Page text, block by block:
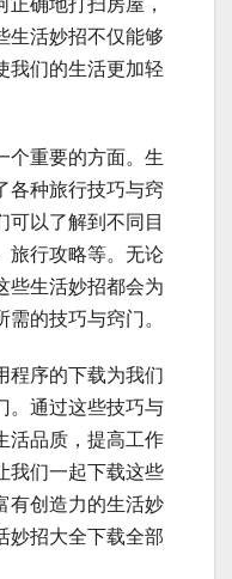
确地打扫房屋，
生活妙招不仅能够
我们的生活更加轻
个重要的方面。生
各种旅行技巧与窍
可以了解到不同目
旅行攻略等。无论
些生活妙招都会为
的技巧与窍门。
程序的下载为我们
。通过这些技巧与
活品质，提高工作
我们一起下载这些
有创造力的生活妙
妙招大全下载全部